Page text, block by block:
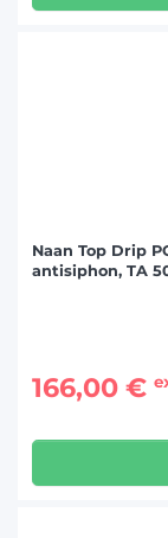
Naan Top Drip
antisiphon, TA
166,00 €